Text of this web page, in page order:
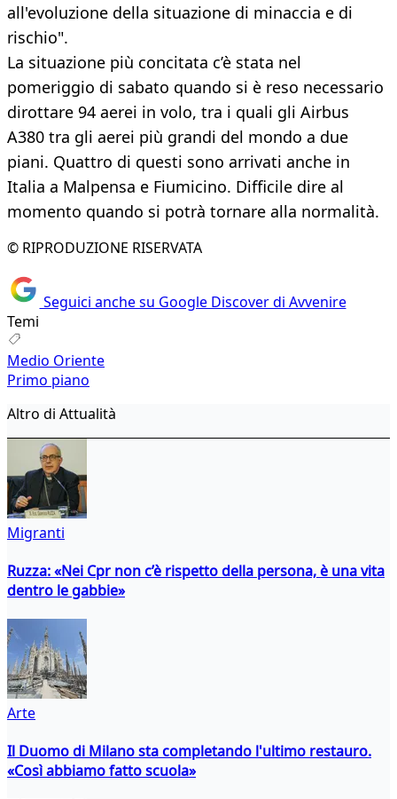
all'evoluzione della situazione di minaccia e di
rischio".
La situazione più concitata c’è stata nel
pomeriggio di sabato quando si è reso necessario
dirottare 94 aerei in volo, tra i quali gli Airbus
A380 tra gli aerei più grandi del mondo a due
piani. Quattro di questi sono arrivati anche in
Italia a Malpensa e Fiumicino. Difficile dire al
momento quando si potrà tornare alla normalità.
© RIPRODUZIONE RISERVATA
Seguici anche su Google Discover di Avvenire
Temi
Medio Oriente
Primo piano
Altro di Attualità
Migranti
Ruzza: «Nei Cpr non c’è rispetto della persona, è una vita
dentro le gabbie»
Arte
Il Duomo di Milano sta completando l'ultimo restauro.
«Così abbiamo fatto scuola»